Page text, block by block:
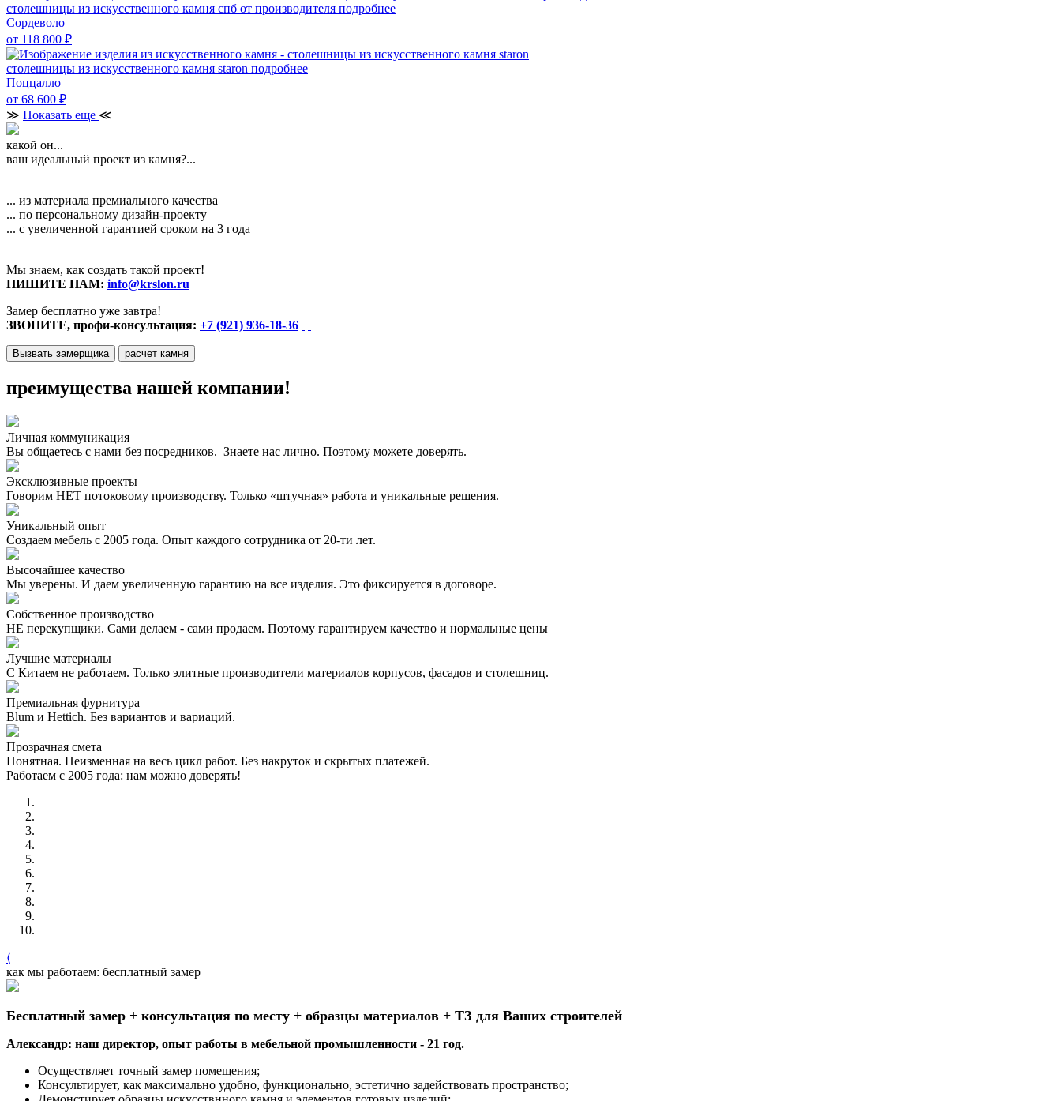
столешницы из искусственного камня спб от производителя подробнее
Сордеволо
от 118 800 ₽
столешницы из искусственного камня staron подробнее
Поццалло
от 68 600 ₽
≫ Показать еще ≪
какой он...
ваш идеальный проект из камня?...
... из материала премиального качества
... по персональному дизайн-проекту
... с увеличенной гарантией сроком на 3 года
Мы знаем, как создать такой проект!
ПИШИТЕ НАМ: info@krslon.ru
Замер бесплатно уже завтра!
ЗВОНИТЕ, профи-консультация: +7 (921) 936-18-36
Вызвать замерщика расчет камня
преимущества нашей компании!
Личная коммуникация
Вы общаетесь с нами без посредников. Знаете нас лично. Поэтому можете доверять.
Эксклюзивные проекты
Говорим НЕТ потоковому производству. Только «штучная» работа и уникальные решения.
Уникальный опыт
Создаем мебель с 2005 года. Опыт каждого сотрудника от 20-ти лет.
Высочайшее качество
Мы уверены. И даем увеличенную гарантию на все изделия. Это фиксируется в договоре.
Собственное производство
НЕ перекупщики. Сами делаем - сами продаем. Поэтому гарантируем качество и нормальные цены
Лучшие материалы
С Китаем не работаем. Только элитные производители материалов корпусов, фасадов и столешниц.
Премиальная фурнитура
Blum и Hettich. Без вариантов и вариаций.
Прозрачная смета
Понятная. Неизменная на весь цикл работ. Без накруток и скрытых платежей.
Работаем с 2005 года: нам можно доверять!
⟨
как мы работаем: бесплатный замер
Бесплатный замер + консультация по месту + образцы материалов + ТЗ для Ваших строителей
Александр: наш директор, опыт работы в мебельной промышленности - 21 год.
Осуществляет точный замер помещения;
Консультирует, как максимально удобно, функционально, эстетично задействовать пространство;